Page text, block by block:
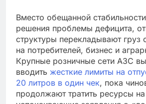
Вместо обещанной
решения проблемы дефицита,
структуры перекладывают груз
на потребителей, бизнес и
Крупные розничные сети АЗС
вводить жесткие лимиты на
20 литров в один чек, пока
продолжают тратить ресурсы на